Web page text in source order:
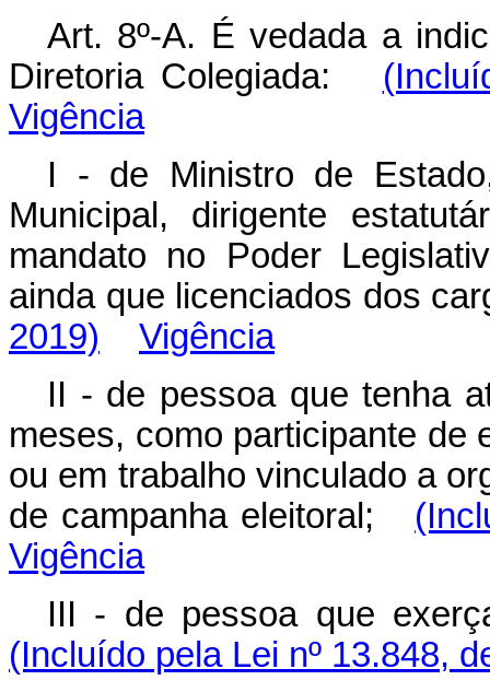
Art. 8º-A. É vedada a
Diretoria Colegiada:
Vigência
I - de Ministro de
Municipal, dirigente
mandato no Poder
ainda que licenciados dos
2019)
Vigência
II - de pessoa que tenha
meses, como participante de
ou em trabalho vinculado a
de campanha eleitoral;
Vigência
III - de pessoa que
(Incluído pela Lei nº 13.848,